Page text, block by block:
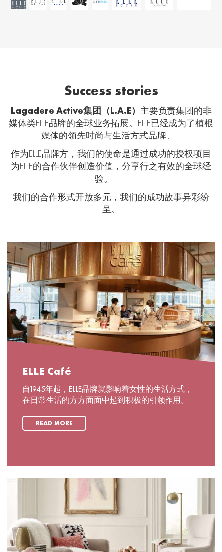
Success stories
Lagadere Active集团（ L.A.E ） 主要负责集团的非
媒体类ELLE品牌的全球业务拓展。 ELLE已经成为了植根
媒体的领先时尚与生活方式品牌。
作为ELLE品牌方，我们的使命是通过成功的授权项目
为ELLE的合作伙伴创造价值，分享行之有效的全球经
验。
我们的合作形式开放多元，我们的成功故事异彩纷
呈。
ELLE Café
自1945年起，ELLE品牌就影响着女性的生活方式，
在日常生活的方方面面中起到积极的引领作用。
READ MORE